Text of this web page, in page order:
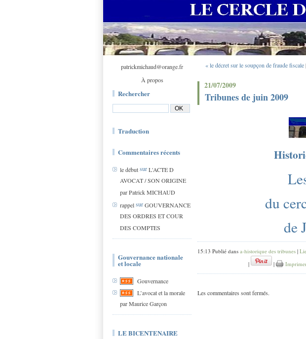
patrickmichaud@orange.fr
À propos
Rechercher
Traduction
Commentaires récents
le débutsurL'ACTE D
AVOCAT / SON ORIGINE
par Patrick MICHAUD
rappelsurGOUVERNANCE
DES ORDRES ET COUR
DES COMPTES
Gouvernance nationale
et locale
Gouvernance
L’avocat et la morale
par Maurice Garçon
LE BICENTENAIRE
« le décret sur le soupçon de fraude fiscale|
21/07/2009
Tribunes de juin 2009
du
de
15:13 Publié dans a-historique des tribunes |
|
|
Les commentaires sont fermés.